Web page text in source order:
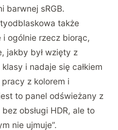
barwnej sRGB.
także
ogólnie rzecz biorąc,
jakby był wzięty z
i nadaje się całkiem
z kolorem i
to panel odświeżany z
obsługi HDR, ale to
nie ujmuje”.